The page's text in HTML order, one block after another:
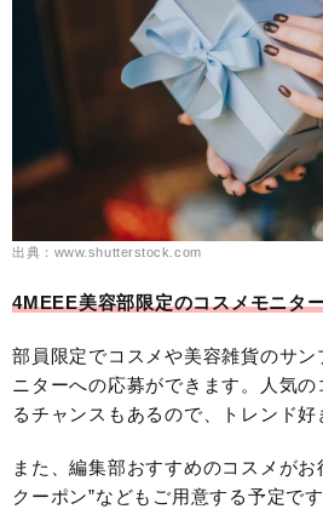
出典：www.shutterstock.com
4MEEE美容部限定のコスメモニタ
部員限定でコスメや美容雑貨のサ
ニターへの応募ができます。人気
るチャンスもあるので、トレンド
また、編集部おすすめのコスメが
クーポン”などもご用意する予定です